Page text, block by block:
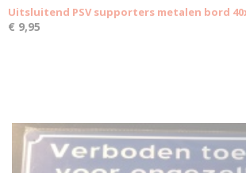
Uitsluitend PSV supporters metalen bord
€ 9,95